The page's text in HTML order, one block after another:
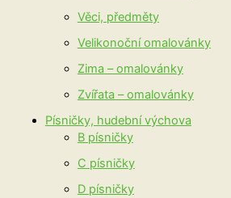
Věci, předměty
Velikonoční omalovánky
Zima – omalovánky
Zvířata – omalovánky
Písničky, hudební výchova
B písničky
C písničky
D písničky